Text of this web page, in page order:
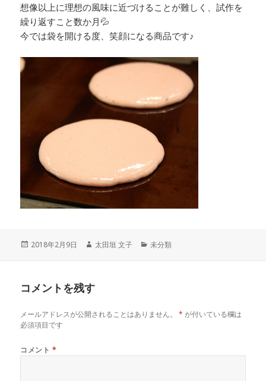
想像以上に理想の風味に近づけることが難しく、試作を
繰り返すこと数か月 💦
今では袋を開ける度、笑顔になる商品です♪
投
2018年2月9日
作
太田垣 文子
カ
未分類
コメントを残す
メールアドレスが公開されることはありません。 * が付いている欄は
必須項目です
コメント *